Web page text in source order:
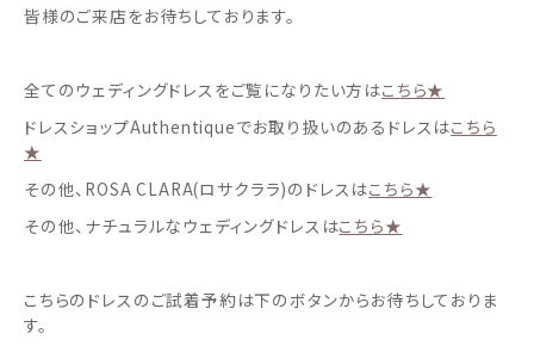
皆様のご来店をお待ちしております。
全てのウェディングドレスをご覧になりたい方はこちら★
ドレスショップAuthentiqueでお取り扱いのあるドレスはこちら
★
その他、ROSA CLARA(ロサクララ)のドレスはこちら★
その他、ナチュラルなウェディングドレスはこちら★
こちらのドレスのご試着予約は下のボタンからお待ちしておりま
す。